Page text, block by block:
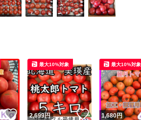
いいね！
2,699円 いいね！
最大10%対象
1,680円
最大10%対象